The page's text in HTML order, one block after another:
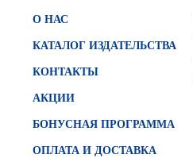
О НАС
КАТАЛОГ ИЗДАТЕЛЬСТВА
КОНТАКТЫ
АКЦИИ
БОНУСНАЯ ПРОГРАММА
ОПЛАТА И ДОСТАВКА